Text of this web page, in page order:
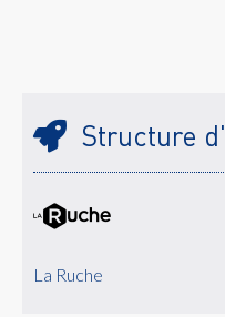
Structure d'
La Ruche